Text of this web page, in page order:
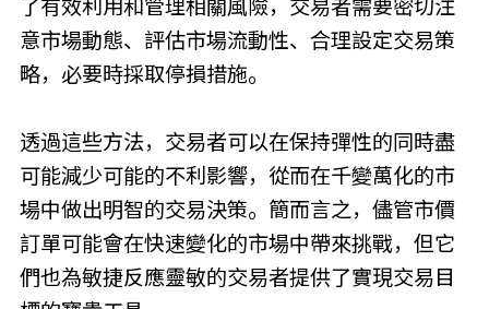
了有效利用和管理相關風險，交易者需要密切注
意市場動態、評估市場流動性、合理設定交易策
略，必要時採取停損措施。
透過這些方法，交易者可以在保持彈性的同時盡
可能減少可能的不利影響，從而在千變萬化的市
場中做出明智的交易決策。簡而言之，儘管市價
訂單可能會在快速變化的市場中帶來挑戰，但它
們也為敏捷反應靈敏的交易者提供了實現交易目